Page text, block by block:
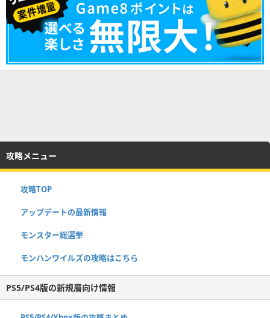
攻略メニュー
攻略TOP
アップデートの最新情報
モンスター総選挙
モンハンワイルズの攻略はこちら
PS5/PS4版の新規層向け情報